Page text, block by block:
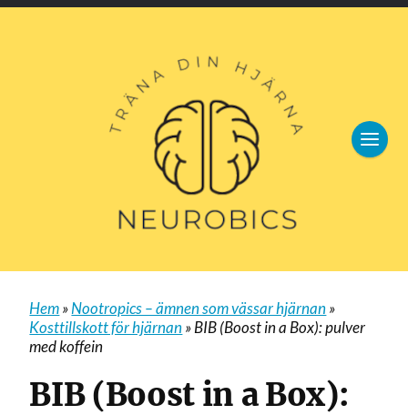
Hem»Nootropics – ämnen som vässar hjärnan»
Kosttillskott för hjärnan»BIB (Boost in a Box): pulver
med koffein
BIB (Boost in a Box):